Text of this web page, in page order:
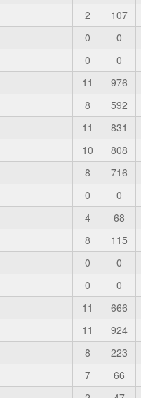
2 107
0 0
0 0
11 976
8 592
11 831
10 808
8 716
0 0
4 68
8 115
0 0
0 0
11 666
11 924
8 223
7 66